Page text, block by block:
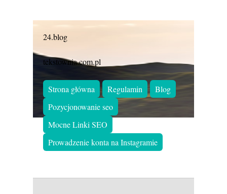
24.blog
tekstownia.com.pl
Strona główna Regulamin
Blog
Pozycjonowanie seo
Mocne Linki SEO
Prowadzenie konta na Instagramie